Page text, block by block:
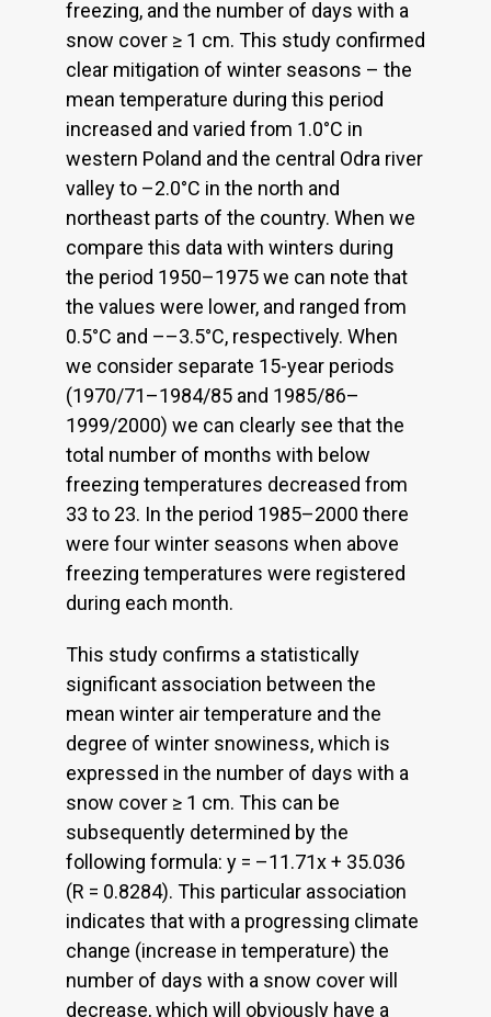
freezing, and the number of days with a
snow cover ≥ 1 cm. This study confirmed
clear mitigation of winter seasons – the
mean temperature during this period
increased and varied from 1.0°C in
western Poland and the central Odra river
valley to –2.0°C in the north and
northeast parts of the country. When we
compare this data with winters during
the period 1950–1975 we can note that
the values were lower, and ranged from
0.5°C and ––3.5°C, respectively. When
we consider separate 15-year periods
(1970/71–1984/85 and 1985/86–
1999/2000) we can clearly see that the
total number of months with below
freezing temperatures decreased from
33 to 23. In the period 1985–2000 there
were four winter seasons when above
freezing temperatures were registered
during each month.
This study confirms a statistically
significant association between the
mean winter air temperature and the
degree of winter snowiness, which is
expressed in the number of days with a
snow cover ≥ 1 cm. This can be
subsequently determined by the
following formula: y = –11.71x + 35.036
(R = 0.8284). This particular association
indicates that with a progressing climate
change (increase in temperature) the
number of days with a snow cover will
decrease, which will obviously have a